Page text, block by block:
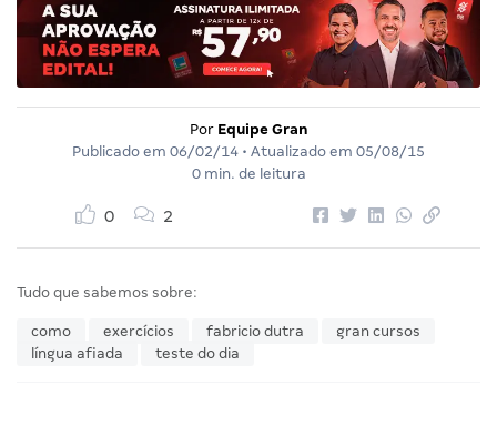
Por Equipe Gran
Publicado em 06/02/14 • Atualizado em 05/08/15
0 min. de leitura
0 2
Tudo que sabemos sobre:
como exercícios fabricio dutra
gran cursos
língua afiada
teste do dia